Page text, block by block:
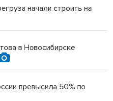
начали строить на
в Новосибирске
превысила 50% по